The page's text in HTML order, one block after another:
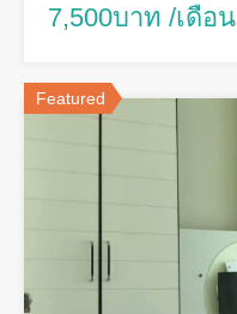
7,500บาท /เดือน
Featured